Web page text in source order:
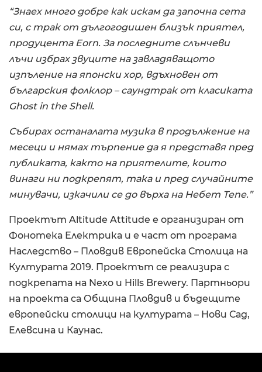
“Знаех много добре как искам да започна сета
си, с трак от дългогодишен близък приятел,
продуцента Eorn. За последните слънчеви
лъчи избрах звуците на завладяващото
изпъление на японски хор, вдъхновен от
българския фолклор – саундтрак от класиката
Ghost in the Shell.
Събирах останалата музика в продължение на
месеци и нямах търпение да я представя пред
публиката, както на приятелите, които
винаги ни подкрепят, така и пред случайните
минувачи, изкачили се до върха на Небет Тепе.”
Проектът Altitude Attitude е организиран от
Фонотека Електрика и е част от програма
Наследство – Пловдив Европейска Столица на
Културата 2019. Проектът се реализира с
подкрепата на Nexo и Hills Brewery. Партньори
на проекта са Община Пловдив и бъдещите
европейски столици на културата – Нови Сад,
Елевсина и Каунас.